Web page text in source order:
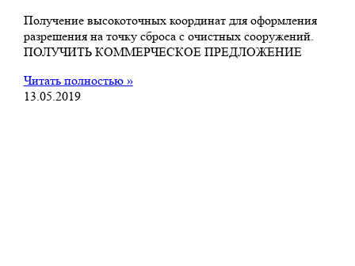
Получение высокоточных координат для оформления
разрешения на точку сброса с очистных сооружений.
ПОЛУЧИТЬ КОММЕРЧЕСКОЕ ПРЕДЛОЖЕНИЕ
Читать полностью »
13.05.2019